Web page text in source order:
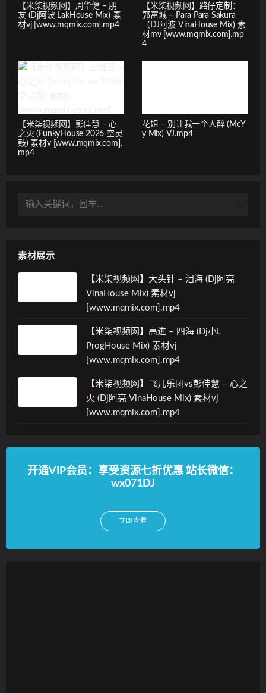
【米柒视频网】周华健 – 朋
友 (Dj阿波 LakHouse Mix) 素
材vj [www.mqmix.com].mp4
【米柒视频网】路仔定制：
郭富城 – Para Para Sakura
（DJ阿波 VinaHouse Mix) 素
材mv [www.mqmix.com].mp
4
【米柒视频网】彭佳慧 – 心
之火 (FunkyHouse 2026 空灵
鼓) 素材v [www.mqmix.com].
mp4
花姐 – 别让我一个人醉 (McY
y Mix) VJ.mp4
素材展示
【米柒视频网】大头针 – 泪海 (Dj阿亮
VinaHouse Mix) 素材vj
[www.mqmix.com].mp4
【米柒视频网】高进 – 四海 (Dj小L
ProgHouse Mix) 素材vj
[www.mqmix.com].mp4
【米柒视频网】飞儿乐团vs彭佳慧 – 心之
火 (Dj阿亮 VinaHouse Mix) 素材vj
[www.mqmix.com].mp4
开通VIP会员：享受资源七折优惠 站长微信：
wx071DJ
立即查看